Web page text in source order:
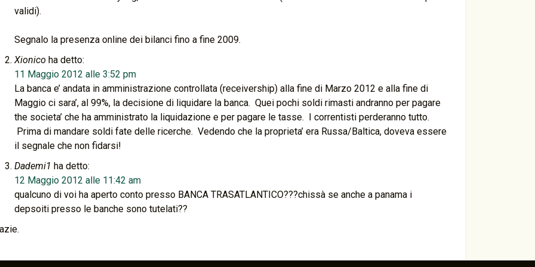
validi).
Segnalo la presenza online dei bilanci fino a fine 2009.
Xionico ha detto:
11 Maggio 2012 alle 3:52 pm
La banca e’ andata in amministrazione controllata (receivership) alla fine di Marzo 2012 e alla fine di
Maggio ci sara’, al 99%, la decisione di liquidare la banca. Quei pochi soldi rimasti andranno per pagare
the societa’ che ha amministrato la liquidazione e per pagare le tasse. I correntisti perderanno tutto.
Prima di mandare soldi fate delle ricerche. Vedendo che la proprieta’ era Russa/Baltica, doveva essere
il segnale che non fidarsi!
Dademi1 ha detto:
12 Maggio 2012 alle 11:42 am
qualcuno di voi ha aperto conto presso BANCA TRASATLANTICO???chissà se anche a panama i
depsoiti presso le banche sono tutelati??